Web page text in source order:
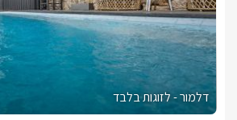
דלמור - לזוגות בלבד